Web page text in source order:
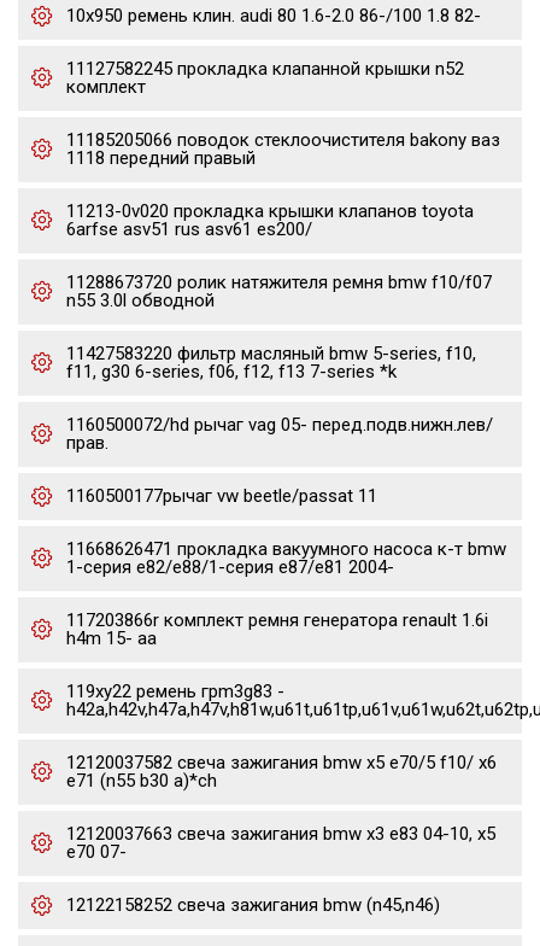
10x950 ремень клин. audi 80 1.6-2.0 86-/100 1.8 82-
11127582245 прокладка клапанной крышки n52
комплект
11185205066 поводок стеклоочистителя bakony ваз
1118 передний правый
11213-0v020 прокладка крышки клапанов toyota
6arfse asv51 rus asv61 es200/
11288673720 ролик натяжителя ремня bmw f10/f07
n55 3.0l обводной
11427583220 фильтр масляный bmw 5-series, f10,
f11, g30 6-series, f06, f12, f13 7-series *k
1160500072/hd рычаг vag 05- перед.подв.нижн.лев/
прав.
1160500177рычаг vw beetle/passat 11
11668626471 прокладка вакуумного насоса к-т bmw
1-серия e82/e88/1-серия e87/e81 2004-
117203866r комплект ремня генератора renault 1.6i
h4m 15- aa
119xy22 ремень грm3g83 -
12120037582 свеча зажигания bmw x5 e70/5 f10/ x6
e71 (n55 b30 a)*ch
12120037663 свеча зажигания bmw x3 e83 04-10, x5
e70 07-
12122158252 свеча зажигания bmw (n45,n46)